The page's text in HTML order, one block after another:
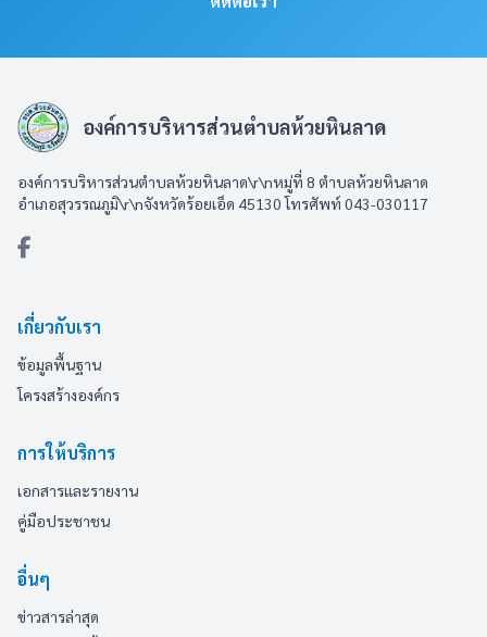
องค์การบริหารส่วนตำบลห้วยหินลาด
องค์การบริหารส่วนตำบลห้วยหินลาด\r\nหมู่ที่ 8 ตำบลห้วยหินลาด
อำเภอสุวรรณภูมิ\r\nจังหวัดร้อยเอ็ด 45130 โทรศัพท์ 043-030117
เกี่ยวกับเรา
ข้อมูลพื้นฐาน
โครงสร้างองค์กร
การให้บริการ
เอกสารและรายงาน
คู่มือประชาชน
อื่นๆ
ข่าวสารล่าสุด